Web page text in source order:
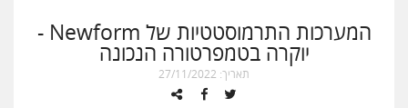
המערכות התרמוסטטיות של Newform -
יוקרה בטמפרטורה הנכונה
תאריך: 27/11/2022